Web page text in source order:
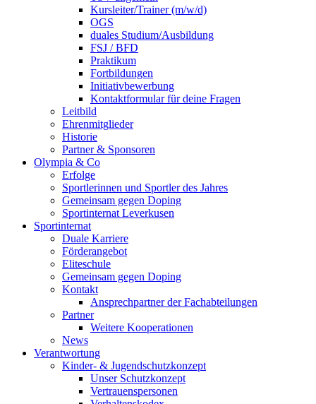
Kursleiter/Trainer (m/w/d)
OGS
duales Studium/Ausbildung
FSJ / BFD
Praktikum
Fortbildungen
Initiativbewerbung
Kontaktformular für deine Fragen
Leitbild
Ehrenmitglieder
Historie
Partner & Sponsoren
Olympia & Co
Erfolge
Sportlerinnen und Sportler des Jahres
Gemeinsam gegen Doping
Sportinternat Leverkusen
Sportinternat
Duale Karriere
Förderangebot
Eliteschule
Gemeinsam gegen Doping
Kontakt
Ansprechpartner der Fachabteilungen
Partner
Weitere Kooperationen
News
Verantwortung
Kinder- & Jugendschutzkonzept
Unser Schutzkonzept
Vertrauenspersonen